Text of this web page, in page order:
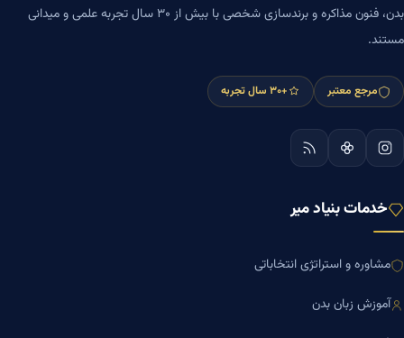
بدن، فنون مذاکره و برندسازی شخصی با بیش از ۳۰ سال تجربه علمی و میدانی
مستند.
مرجع معتبر +۳۰ سال تجربه
خدمات بنیاد میر
مشاوره و استراتژی انتخاباتی
آموزش زبان بدن